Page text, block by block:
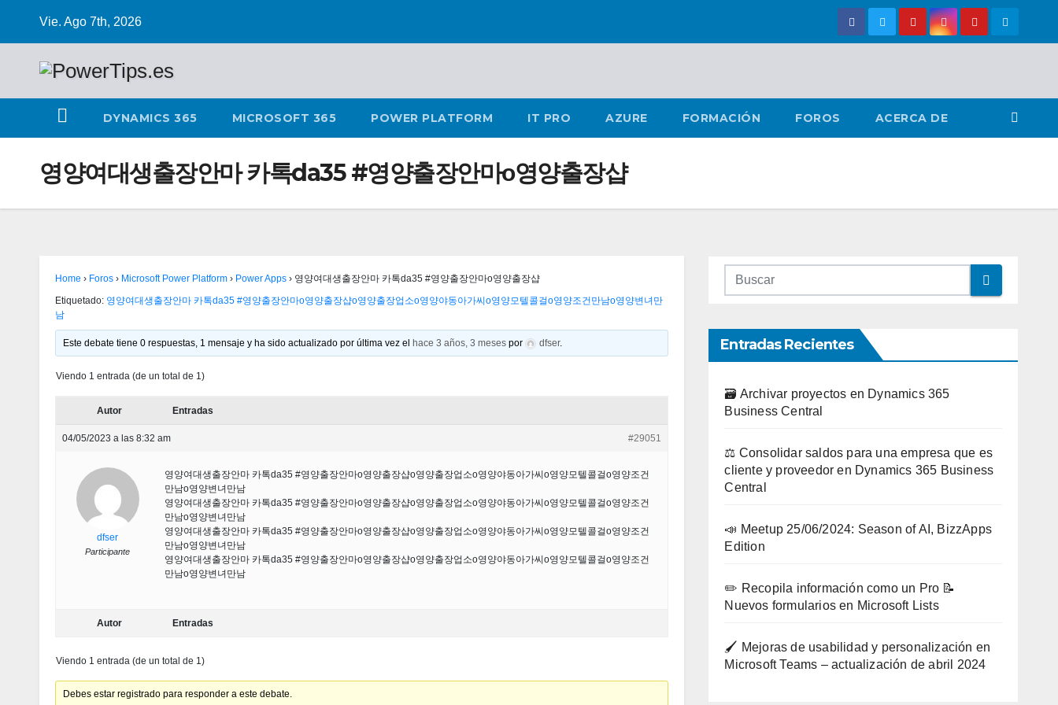
Vie. Ago 7th, 2026
DYNAMICS 365 MICROSOFT 365 POWER PLATFORM IT PRO AZURE FORMACIÓN FOROS ACERCA DE
영양여대생출장안마 카톡da35 #영양출장안마ο영양출장샵
Home › Foros › Microsoft Power Platform › Power Apps › 영양여대생출장안마 카톡da35 #영양출장안마ο영양출장샵
Etiquetado: 영양여대생출장안마 카톡da35 #영양출장안마ο영양출장샵ο영양출장업소ο영양야동아가씨ο영양모텔콜걸ο영양조건만남ο영양변녀만
남
Este debate tiene 0 respuestas, 1 mensaje y ha sido actualizado por última vez el hace 3 años, 3 meses por dfser.
Viendo 1 entrada (de un total de 1)
Autor Entradas
04/05/2023 a las 8:32 am #29051
dfser
Participante
영양여대생출장안마 카톡da35 #영양출장안마ο영양출장샵ο영양출장업소ο영양야동아가씨ο영양모텔콜걸ο영양조건
만남ο영양변녀만남
영양여대생출장안마 카톡da35 #영양출장안마ο영양출장샵ο영양출장업소ο영양야동아가씨ο영양모텔콜걸ο영양조건
만남ο영양변녀만남
영양여대생출장안마 카톡da35 #영양출장안마ο영양출장샵ο영양출장업소ο영양야동아가씨ο영양모텔콜걸ο영양조건
만남ο영양변녀만남
영양여대생출장안마 카톡da35 #영양출장안마ο영양출장샵ο영양출장업소ο영양야동아가씨ο영양모텔콜걸ο영양조건
만남ο영양변녀만남
Autor Entradas
Viendo 1 entrada (de un total de 1)
Debes estar registrado para responder a este debate.
Entradas Recientes
🗃️ Archivar proyectos en Dynamics 365
Business Central
⚖️ Consolidar saldos para una empresa que es
cliente y proveedor en Dynamics 365 Business
Central
📣 Meetup 25/06/2024: Season of AI, BizzApps
Edition
✏️ Recopila información como un Pro 📝
Nuevos formularios en Microsoft Lists
🖌️ Mejoras de usabilidad y personalización en
Microsoft Teams – actualización de abril 2024